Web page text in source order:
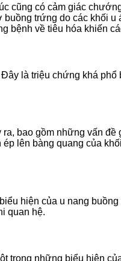
có cảm giác
trứng do các khối
bệnh về tiêu hóa khiến
là triệu chứng khá
bao gồm những vấn
lên bàng quang của
hiện của u nang
quan hệ.
những biểu hiện